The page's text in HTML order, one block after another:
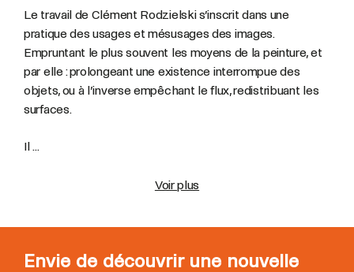
Le travail de Clément Rodzielski s’inscrit dans une
pratique des usages et mésusages des images.
Empruntant le plus souvent les moyens de la peinture, et
par elle : prolongeant une existence interrompue des
objets, ou à l’inverse empêchant le flux, redistribuant les
surfaces.
Il ...
Voir plus
Envie de découvrir une nouvelle